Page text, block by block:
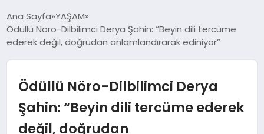
SPOR
SAĞLIK
Ana Sayfa YAŞAM
Ödüllü Nöro-Dilbilimci Derya Şahin: “Beyin dili tercüme
ederek değil, doğrudan anlamlandırarak ediniyor”
Ödüllü Nöro-Dilbilimci Derya
Şahin: “Beyin dili tercüme ederek
değil, doğrudan